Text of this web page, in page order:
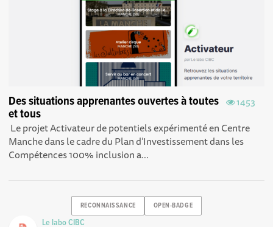
1453
Des situations apprenantes ouvertes à toutes
et tous
Le projet Activateur de potentiels expérimenté en Centre
Manche dans le cadre du Plan d’Investissement dans les
Compétences 100% inclusion a...
RECONNAISSANCE OPEN-BADGE
Le labo CIBC